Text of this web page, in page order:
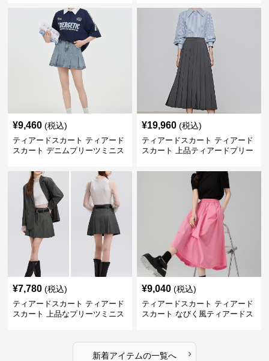
¥9,460 (税込)
ティアードスカート ティアード
スカート デニムプリーツミニス
¥19,960 (税込)
ティアードスカート ティアード
スカート 上品ティアードプリー
¥7,780 (税込)
ティアードスカート ティアード
スカート 上品なプリーツミニス
¥9,040 (税込)
ティアードスカート ティアード
スカート なびく風ティアードス
新着アイテムの一覧へ ›